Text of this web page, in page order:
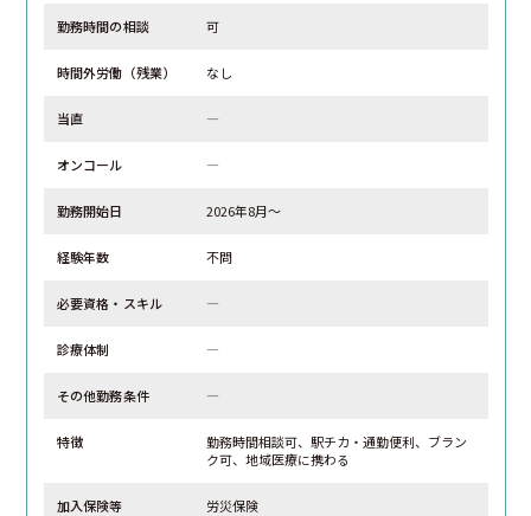
勤務時間の相談 可
時間外労働（残業） なし
当直 ―
オンコール ―
勤務開始日 2026年8月～
経験年数 不問
必要資格・スキル ―
診療体制 ―
その他勤務条件 ―
特徴
勤務時間相談可、駅チカ・通勤便利、ブラン
ク可、地域医療に携わる
加入保険等 労災保険